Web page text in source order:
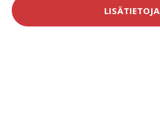
LISÄTIETOJA